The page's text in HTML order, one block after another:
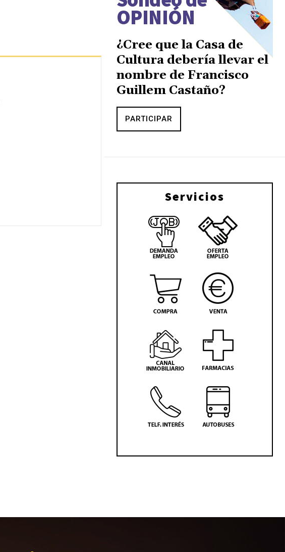
OPINIÓN
¿Cree que la Casa de
Cultura debería llevar el
nombre de Francisco
Guillem Castaño?
PARTICIPAR
Servicios